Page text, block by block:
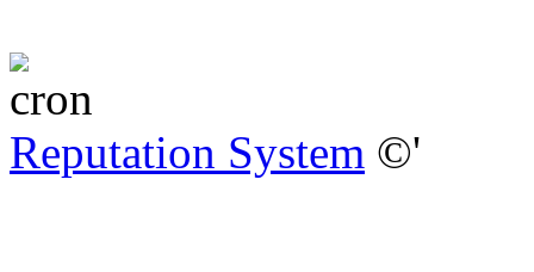
Reputation System ©'